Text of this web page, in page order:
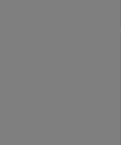
beachten Sie, dass individuelle
leider nicht berücksichtigt werden
eignet sich
Aquatraining. Erfrischende
im Whirlpool bringen
Abwechslung bieten
Sauna, ein Dampfbad und
und eine Disco sorgen für besten